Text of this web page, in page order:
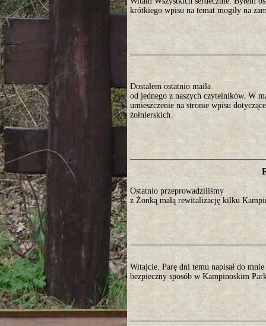
krótkiego wpisu na temat mogiły na
Dostałem ostatnio maila
od jednego z naszych czytelników. W
umieszczenie na stronie wpisu
żołnierskich.
Ostatnio przeprowadziliśmy
z Żonką małą rewitalizację kilku
Witajcie. Parę dni temu napisał do
bezpieczny sposób w Kampinoskim